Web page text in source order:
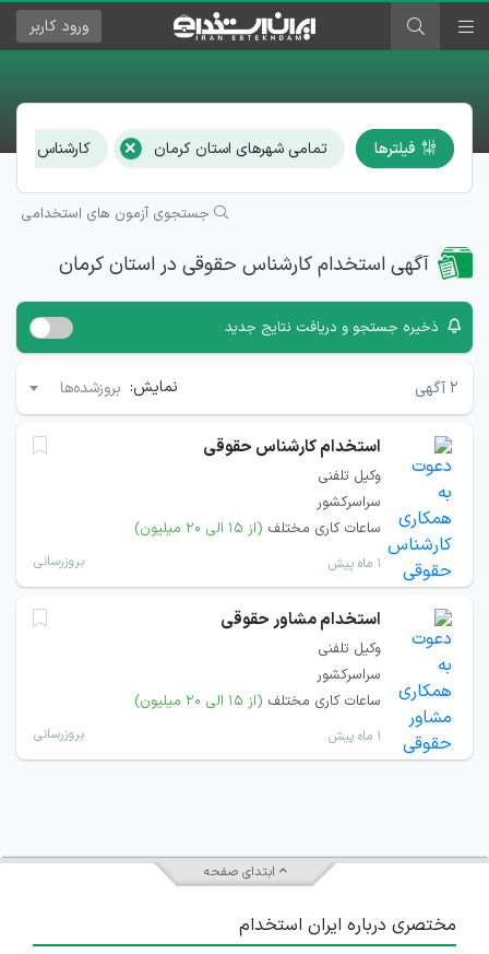
ورود کاربر
فیلترها تمامی شهرهای استان کرمان × کارشناس
جستجوی آزمون های استخدامی
آگهی استخدام کارشناس حقوقی در استان کرمان
ذخیره جستجو و دریافت نتایج جدید
۲ آگهی نمایش: بروزشده‌ها
استخدام کارشناس حقوقی
وکیل تلفنی
سراسرکشور
ساعات کاری مختلف (از ۱۵ الی ۲۰ میلیون)
۱ ماه پیش بروزرسانی
استخدام مشاور حقوقی
وکیل تلفنی
سراسرکشور
ساعات کاری مختلف (از ۱۵ الی ۲۰ میلیون)
۱ ماه پیش بروزرسانی
ابتدای صفحه
مختصری درباره ایران استخدام